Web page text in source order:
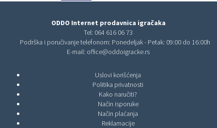
ODDO Internet prodavnica igračaka
Tel: 064 616 06 73
Podrška i poručivanje telefonom: Ponedeljak - Petak: 09:00 do 16:00h
E-mail: office@oddoigracke.rs
Uslovi korišćenja
Politika privatnosti
Kako naručiti?
Način isporuke
Način plaćanja
Reklamacije